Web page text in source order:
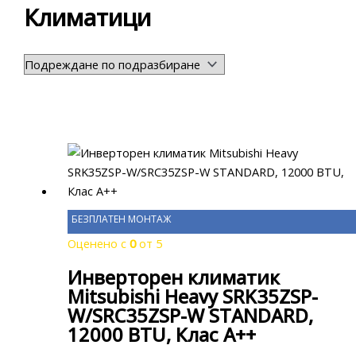
Климатици
БЕЗПЛАТЕН МОНТАЖ
Оценено с0от 5
Инверторен климатик
Mitsubishi Heavy SRK35ZSP-
W/SRC35ZSP-W STANDARD,
12000 BTU, Клас A++